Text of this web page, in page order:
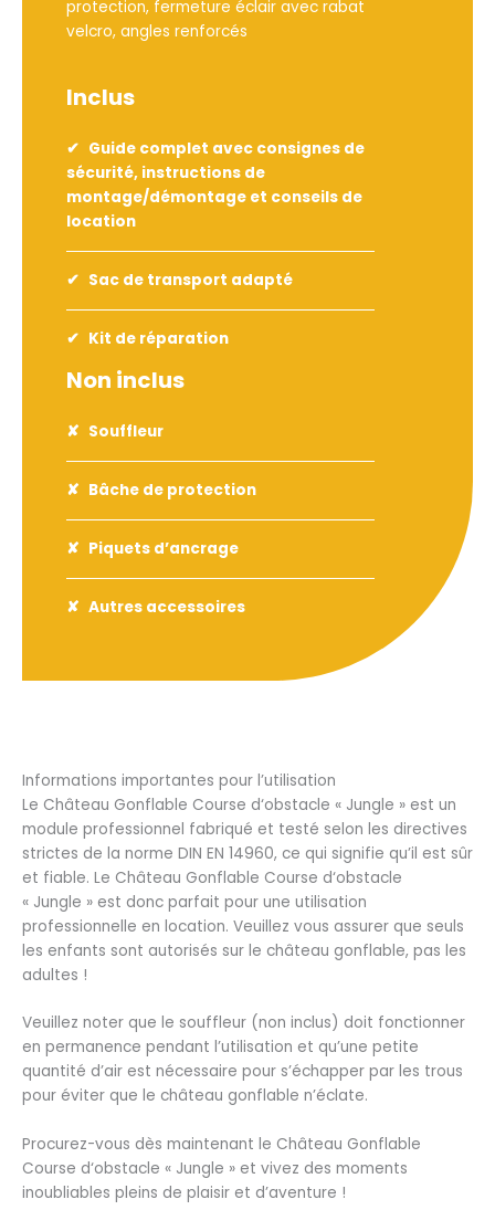
protection, fermeture éclair avec rabat
velcro, angles renforcés
Inclus
Guide complet avec consignes de
sécurité, instructions de
montage/démontage et conseils de
location
Sac de transport adapté
Kit de réparation
Non inclus
Souffleur
Bâche de protection
Piquets d’ancrage
Autres accessoires
Informations importantes pour l’utilisation
Le Château Gonflable Course d‘obstacle « Jungle » est un
module professionnel fabriqué et testé selon les directives
strictes de la norme DIN EN 14960, ce qui signifie qu’il est sûr
et fiable. Le Château Gonflable Course d‘obstacle
« Jungle » est donc parfait pour une utilisation
professionnelle en location. Veuillez vous assurer que seuls
les enfants sont autorisés sur le château gonflable, pas les
adultes !
Veuillez noter que le souffleur (non inclus) doit fonctionner
en permanence pendant l’utilisation et qu’une petite
quantité d’air est nécessaire pour s’échapper par les trous
pour éviter que le château gonflable n’éclate.
Procurez-vous dès maintenant le Château Gonflable
Course d‘obstacle « Jungle » et vivez des moments
inoubliables pleins de plaisir et d’aventure !